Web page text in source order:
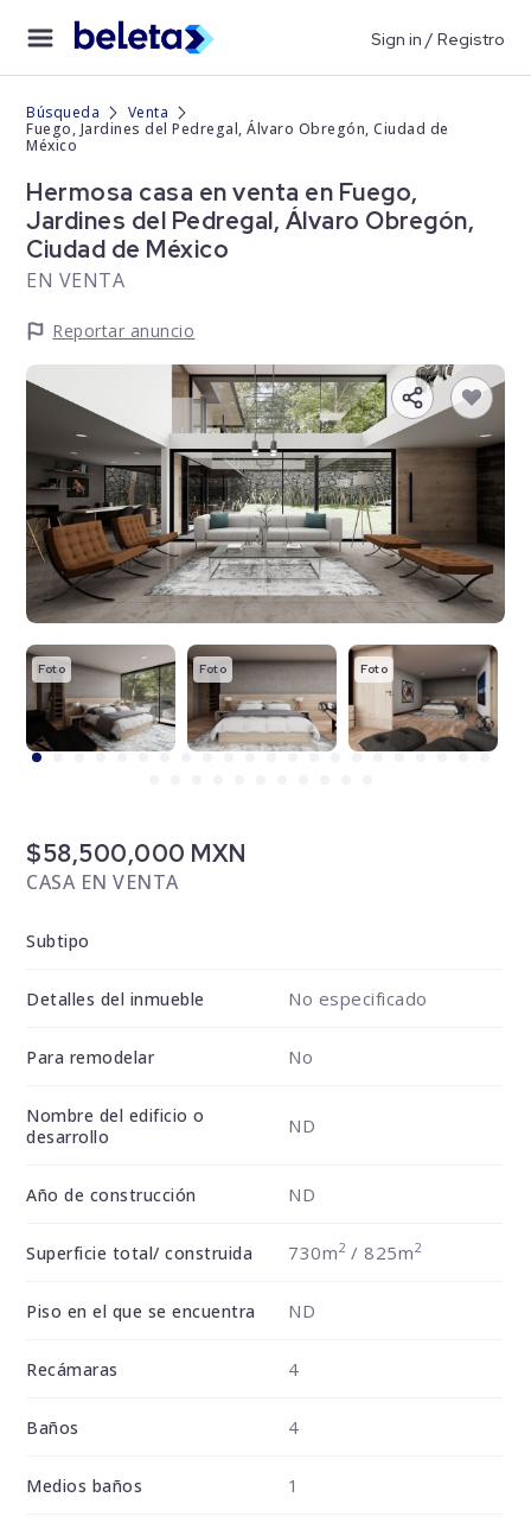
Sign in / Registro
Búsqueda
Venta
Fuego, Jardines del Pedregal, Álvaro Obregón, Ciudad de
México
Hermosa casa en venta en Fuego,
Jardines del Pedregal, Álvaro Obregón,
Ciudad de México
EN VENTA
Reportar anuncio
Foto Foto Foto
$58,500,000 MXN
CASA EN VENTA
Subtipo
Detalles del inmueble No especificado
Para remodelar No
Nombre del edificio o
desarrollo
ND
Año de construcción ND
Superficie total/ construida 730m2/ 825m2
Piso en el que se encuentra ND
Recámaras 4
Baños 4
Medios baños 1